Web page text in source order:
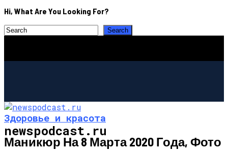
Hi, What Are You Looking For?
newspodcast.ru
Здоровье и красота
Маникюр На 8 Марта 2020 Года, Фото